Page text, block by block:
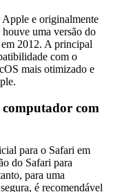
e originalmente
uma versão do
2012. A principal
com o
mais otimizado e
com
para o Safari em
do Safari para
para uma
é recomendável